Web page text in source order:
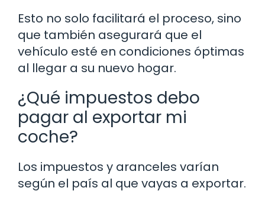
Esto no solo facilitará el proceso, sino
que también asegurará que el
vehículo esté en condiciones óptimas
al llegar a su nuevo hogar.
¿Qué impuestos debo
pagar al exportar mi
coche?
Los impuestos y aranceles varían
según el país al que vayas a exportar.